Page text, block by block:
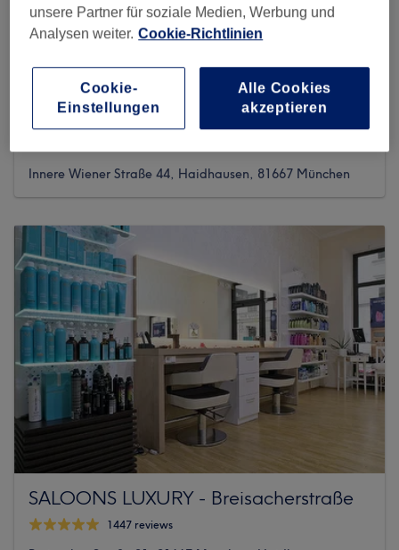
SALOONS EXCLUSIVE 1 - WIENER
PLATZ
Innere Wiener Straße 44, Haidhausen, 81667 München
SALOONS LUXURY - Breisacherstraße
1447 reviews
unsere Partner für soziale Medien, Werbung und
Analysen weiter. Cookie-Richtlinien
Cookie-
Einstellungen
Alle Cookies
akzeptieren